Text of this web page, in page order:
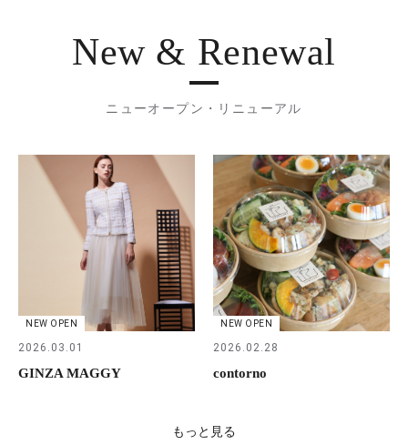
New & Renewal
ニューオープン・リニューアル
NEW OPEN
2026.03.01
GINZA MAGGY
NEW OPEN
2026.02.28
contorno
もっと見る